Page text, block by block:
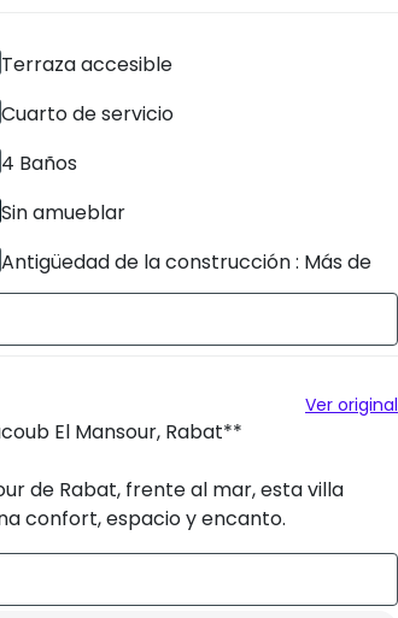
Terraza accesible
Cuarto de servicio
4 Baños
Sin amueblar
Antigüedad de la construcción : Más de
20 años
Jardín
Ver original
El Mansour, Rabat**
de Rabat, frente al mar, esta villa
confort, espacio y encanto.
Con más de 20 años de antigüedad,